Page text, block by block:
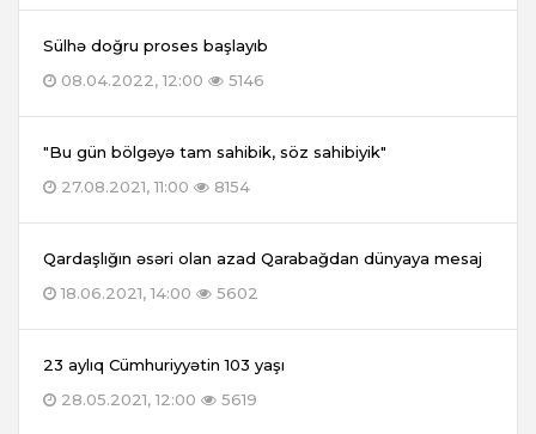
Sülhə doğru proses başlayıb
08.04.2022, 12:00
5146
"Bu gün bölgəyə tam sahibik, söz sahibiyik"
27.08.2021, 11:00
8154
Qardaşlığın əsəri olan azad Qarabağdan dünyaya mesaj
18.06.2021, 14:00
5602
23 aylıq Cümhuriyyətin 103 yaşı
28.05.2021, 12:00
5619